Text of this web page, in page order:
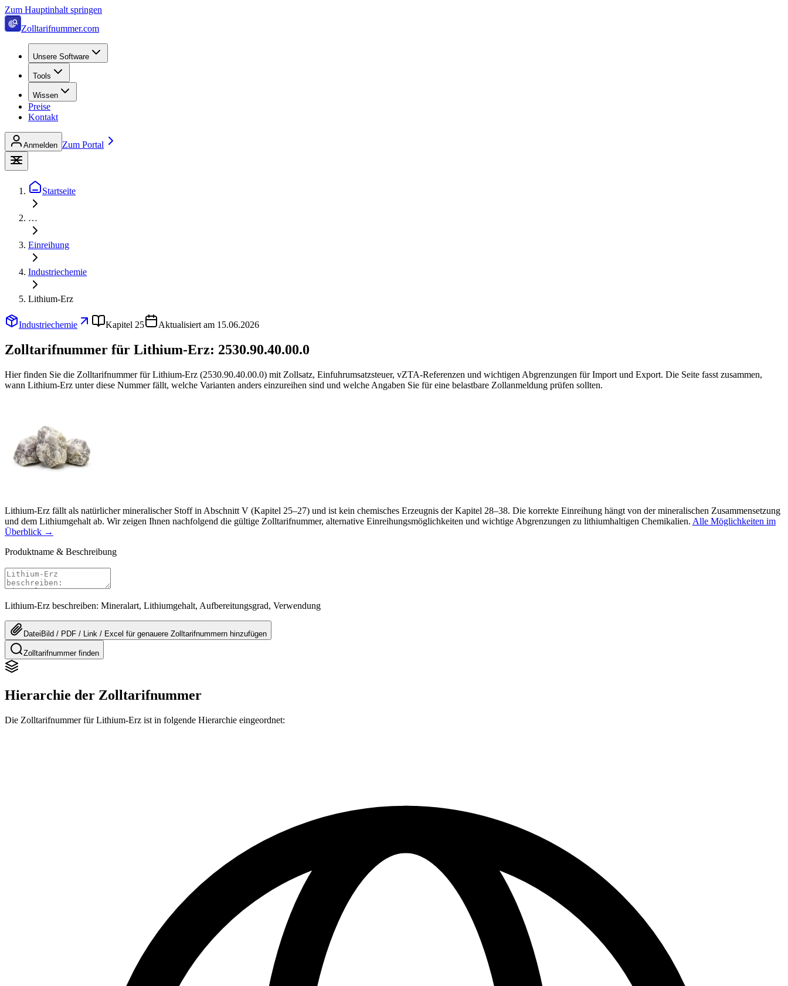
Zum Hauptinhalt springen
Zolltarifnummer.com
Unsere Software
Tools
Wissen
Preise
Kontakt
Anmelden Zum Portal
Startseite
…
Einreihung
Industriechemie
Lithium-Erz
Industriechemie Kapitel 25 Aktualisiert am 15.06.2026
Zolltarifnummer für Lithium-Erz: 2530.90.40.00.0
Hier finden Sie die Zolltarifnummer für Lithium-Erz (2530.90.40.00.0) mit Zollsatz, Einfuhrumsatzsteuer, vZTA-Referenzen und wichtigen Abgrenzungen für Import und Export. Die Seite fasst zusammen,
wann Lithium-Erz unter diese Nummer fällt, welche Varianten anders einzureihen sind und welche Angaben Sie für eine belastbare Zollanmeldung prüfen sollten.
Lithium-Erz fällt als natürlicher mineralischer Stoff in Abschnitt V (Kapitel 25–27) und ist kein chemisches Erzeugnis der Kapitel 28–38. Die korrekte Einreihung hängt von der mineralischen Zusammensetzung
und dem Lithiumgehalt ab. Wir zeigen Ihnen nachfolgend die gültige Zolltarifnummer, alternative Einreihungsmöglichkeiten und wichtige Abgrenzungen zu lithiumhaltigen Chemikalien. Alle Möglichkeiten im
Überblick →
Produktname & Beschreibung
Lithium-Erz beschreiben: Mineralart, Lithiumgehalt, Aufbereitungsgrad, Verwendung
Datei Bild / PDF / Link / Excel für genauere Zolltarifnummern hinzufügen
Zolltarifnummer finden
Hierarchie der Zolltarifnummer
Die Zolltarifnummer für Lithium-Erz ist in folgende Hierarchie eingeordnet: